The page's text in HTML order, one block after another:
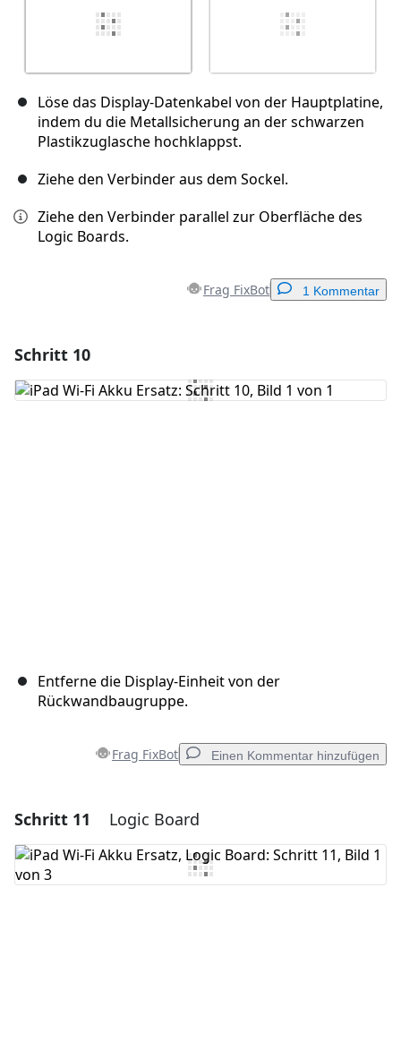
Löse das Display-Datenkabel von der Hauptplatine,
indem du die Metallsicherung an der schwarzen
Plastikzuglasche hochklappst.
Ziehe den Verbinder aus dem Sockel.
Ziehe den Verbinder parallel zur Oberfläche des
Logic Boards.
Frag FixBot 1 Kommentar
Kommentar hinzufügen
Schritt 10
Entferne die Display-Einheit von der
Rückwandbaugruppe.
Frag FixBot Einen Kommentar hinzufügen
Einen Kommentar hinzufügen
Kommentar hinzufügen
Schritt 11 Logic Board